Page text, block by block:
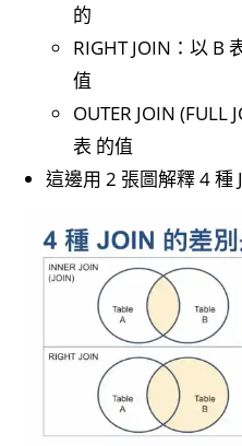
的
RIGHT JOIN：以 B
值
OUTER JOIN (FULL
表 的值
這邊用 2 張圖解釋 4 種